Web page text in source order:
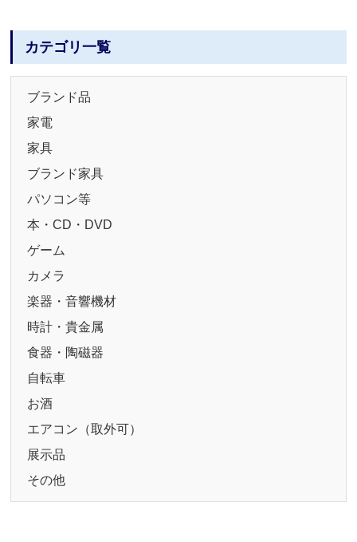
カテゴリ一覧
ブランド品
家電
家具
ブランド家具
パソコン等
本・CD・DVD
ゲーム
カメラ
楽器・音響機材
時計・貴金属
食器・陶磁器
自転車
お酒
エアコン（取外可）
展示品
その他